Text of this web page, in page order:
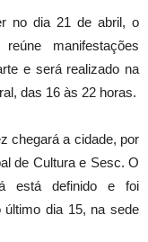
no dia 21 de abril, o
manifestações
e será realizado na
das 16 às 22 horas.
chegará a cidade, por
de Cultura e Sesc. O
está definido e foi
último dia 15, na sede